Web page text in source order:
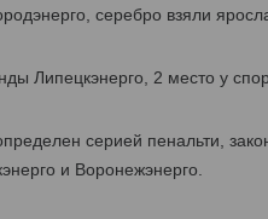
серебро взяли
Липецкэнерго, 2 место у
серией пенальти,
и Воронежэнерго.